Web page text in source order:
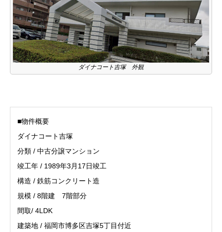
ダイナコート吉塚 外観
■物件概要
ダイナコート吉塚
分類 / 中古分譲マンション
竣工年 / 1989年3月17日竣工
構造 / 鉄筋コンクリート造
規模 / 8階建 7階部分
間取/ 4LDK
建築地 / 福岡市博多区吉塚5丁目付近